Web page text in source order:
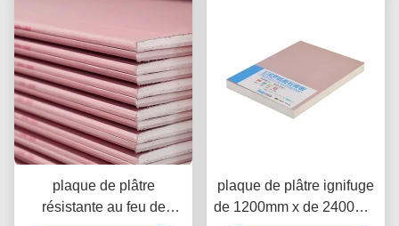
plaque de plâtre
résistante au feu de
plaque de plâtre ignifuge
de 1200mm x de 2400mm